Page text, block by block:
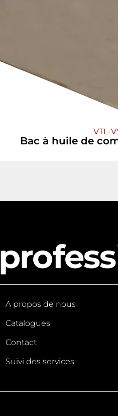
VTL-
Bac à huile de
A propos de nous
Catalogues
Contact
Suivi des services